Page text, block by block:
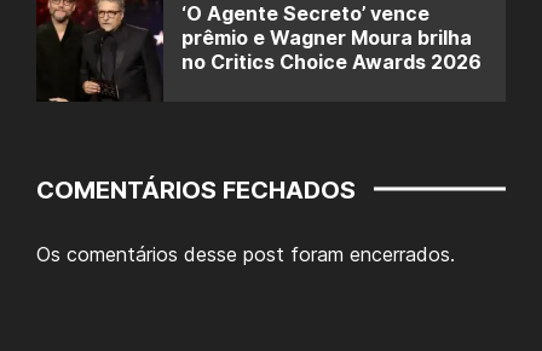
‘O Agente Secreto’ vence
prêmio e Wagner Moura brilha
no Critics Choice Awards 2026
COMENTÁRIOS FECHADOS
Os comentários desse post foram encerrados.